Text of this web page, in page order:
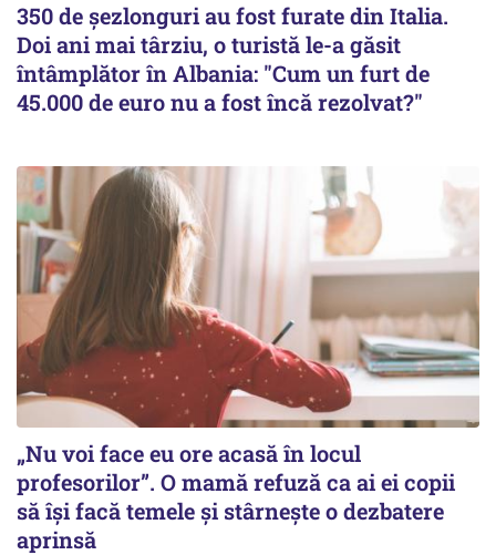
350 de șezlonguri au fost furate din Italia.
Doi ani mai târziu, o turistă le-a găsit
întâmplător în Albania: "Cum un furt de
45.000 de euro nu a fost încă rezolvat?"
„Nu voi face eu ore acasă în locul
profesorilor”. O mamă refuză ca ai ei copii
să își facă temele și stârnește o dezbatere
aprinsă